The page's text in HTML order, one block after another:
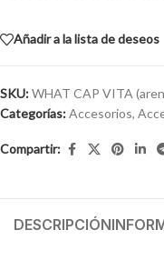
Añadir a la lista de deseos
SKU:WHAT CAP VITA
Categorías:Accesorios,
Compartir:
DESCRIPCIÓN